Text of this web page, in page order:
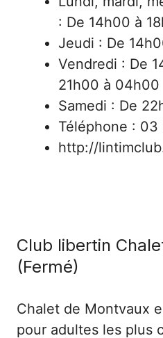
: De 14h00 à
Jeudi : De
Vendredi : De
21h00 à 04h00
Samedi : De
Téléphone : 03
http://
Club libertin
(Fermé)
Chalet de Montvaux
pour adultes les plus